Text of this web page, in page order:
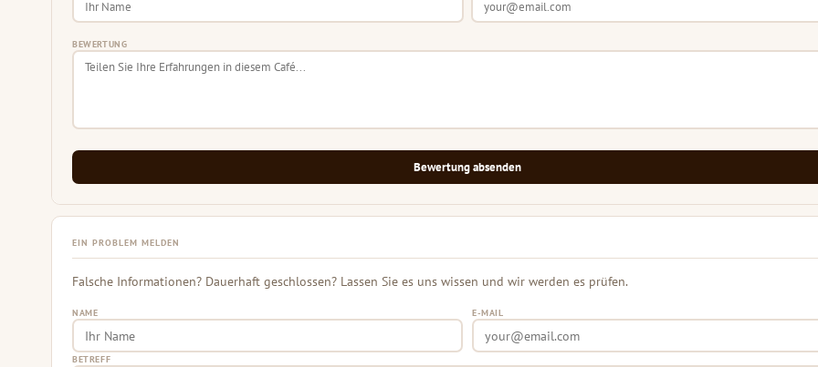
BEWERTUNG
Bewertung absenden
EIN PROBLEM MELDEN
Falsche Informationen? Dauerhaft geschlossen? Lassen Sie es uns wissen und wir werden es prüfen.
NAME E-MAIL
BETREFF